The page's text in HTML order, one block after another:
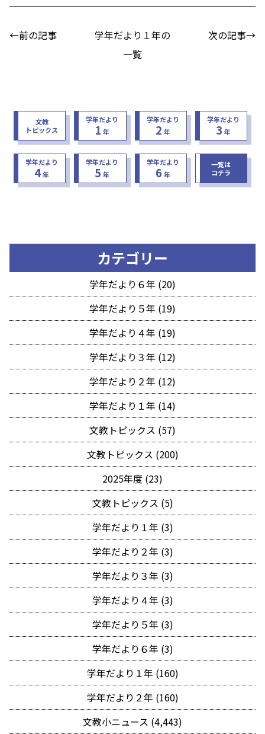
←前の記事
学年だより１年の
一覧
次の記事→
文教
トピックス
学年だより
1 年
学年だより
2 年
学年だより
3 年
学年だより
4年
学年だより
5 年
学年だより
6 年
一覧は
コチラ
カテゴリー
学年だより６年 (20)
学年だより５年 (19)
学年だより４年 (19)
学年だより３年 (12)
学年だより２年 (12)
学年だより１年 (14)
文教トピックス (57)
文教トピックス (200)
2025年度 (23)
文教トピックス (5)
学年だより１年 (3)
学年だより２年 (3)
学年だより３年 (3)
学年だより４年 (3)
学年だより５年 (3)
学年だより６年 (3)
学年だより１年 (160)
学年だより２年 (160)
文教小ニュース (4,443)